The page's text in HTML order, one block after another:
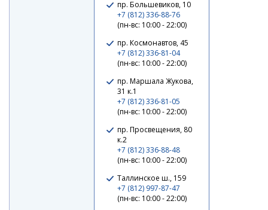
пр. Большевиков, 10
+7 (812) 336-88-76
(пн-вс: 10:00 - 22:00)
пр. Космонавтов, 45
+7 (812) 336-81-04
(пн-вс: 10:00 - 22:00)
пр. Маршала Жукова,
31 к.1
+7 (812) 336-81-05
(пн-вс: 10:00 - 22:00)
пр. Просвещения, 80
к.2
+7 (812) 336-88-48
(пн-вс: 10:00 - 22:00)
Таллинское ш., 159
+7 (812) 997-87-47
(пн-вс: 10:00 - 22:00)